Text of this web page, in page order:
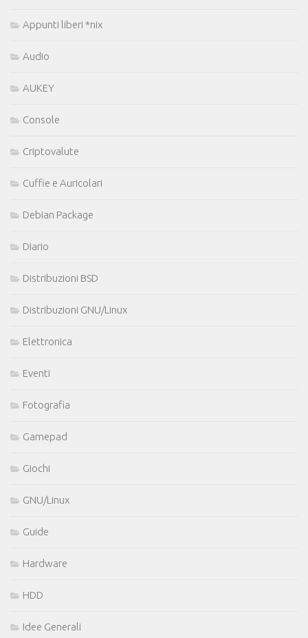
Appunti liberi *nix
Audio
AUKEY
Console
Criptovalute
Cuffie e Auricolari
Debian Package
Diario
Distribuzioni BSD
Distribuzioni GNU/Linux
Elettronica
Eventi
Fotografia
Gamepad
Giochi
GNU/Linux
Guide
Hardware
HDD
Idee Generali